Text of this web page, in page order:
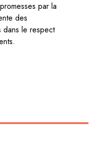
par la
des
dans le respect